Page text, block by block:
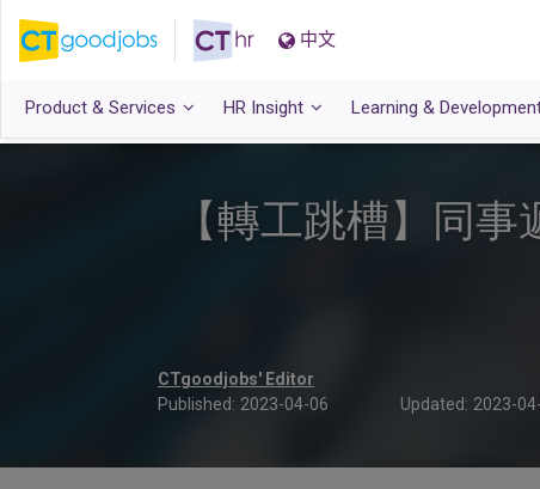
中文
Product & Services HR Insight Learning &
【轉工跳槽】同
CTgoodjobs' Editor
Published: 2023-04-06 Updated: 2023-